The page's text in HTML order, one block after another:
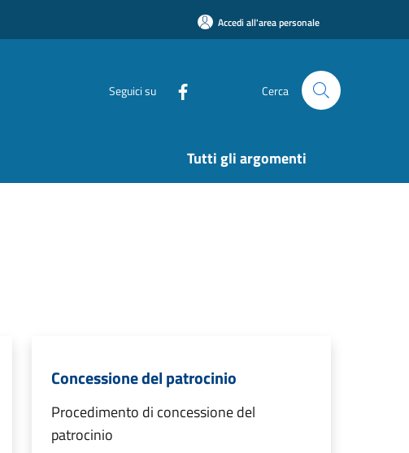
Accedi all'area personale
Seguici su Cerca
Tutti gli argomenti
Concessione del patrocinio
Procedimento di concessione del
patrocinio